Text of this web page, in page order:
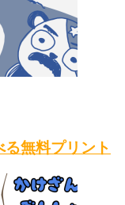
無料プリント